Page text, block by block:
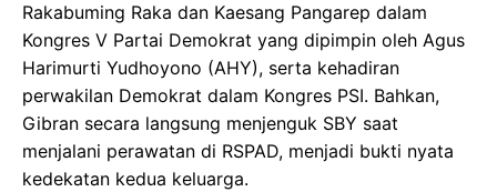
Rakabuming Raka dan Kaesang Pangarep dalam
Kongres V Partai Demokrat yang dipimpin oleh Agus
Harimurti Yudhoyono (AHY), serta kehadiran
perwakilan Demokrat dalam Kongres PSI. Bahkan,
Gibran secara langsung menjenguk SBY saat
menjalani perawatan di RSPAD, menjadi bukti nyata
kedekatan kedua keluarga.